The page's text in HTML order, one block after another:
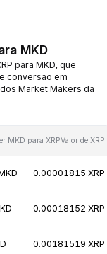
MKD
para MKD, que
conversão em
Market Makers da
MKD para XRPValor de XRP
0.00001815 XRP
0.00018152 XRP
0.00181519 XRP